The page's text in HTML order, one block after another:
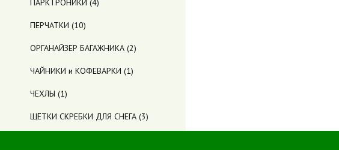
ПАРКТРОНИКИ (4)
ПЕРЧАТКИ (10)
ОРГАНАЙЗЕР БАГАЖНИКА (2)
ЧАЙНИКИ и КОФЕВАРКИ (1)
ЧЕХЛЫ (1)
ЩЁТКИ СКРЕБКИ ДЛЯ СНЕГА (3)